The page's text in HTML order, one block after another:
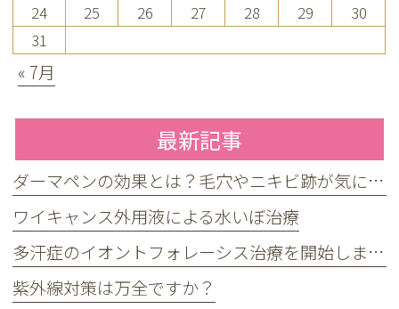
24
25 26 27 28 29
30
31
« 7月
最新記事
ダーマペンの効果とは？毛穴やニキビ跡が気になる方へ
ワイキャンス外用液による水いぼ治療
多汗症のイオントフォレーシス治療を開始しました
紫外線対策は万全ですか？